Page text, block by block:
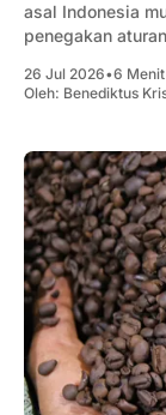
asal Indonesia
penegakan
26 Jul 2026•6 Menit
Oleh: Benediktus